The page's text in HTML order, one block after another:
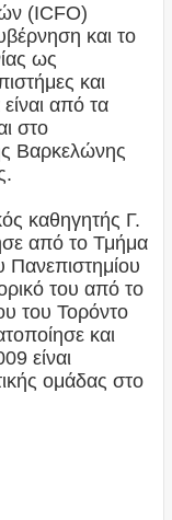
(ICFO)
και το
ως
και
από τα
στο
Βαρκελώνης
καθηγητής Γ.
από το Τμήμα
του από το
του Τορόντο
και
είναι
ομάδας στο